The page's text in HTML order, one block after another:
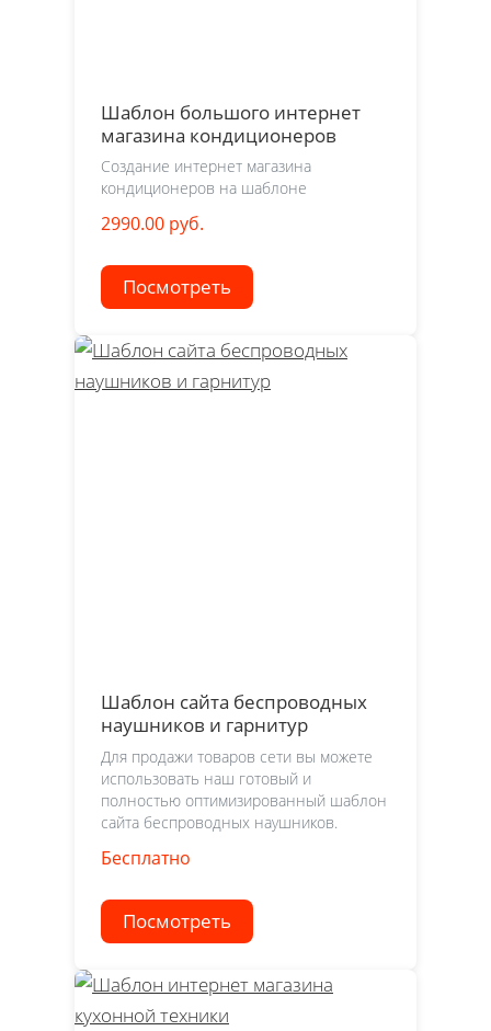
Шаблон большого интернет
магазина кондиционеров
Создание интернет магазина
кондиционеров на шаблоне
2990.00 руб.
Посмотреть
Шаблон сайта беспроводных
наушников и гарнитур
Для продажи товаров сети вы можете
использовать наш готовый и
полностью оптимизированный шаблон
сайта беспроводных наушников.
Бесплатно
Посмотреть